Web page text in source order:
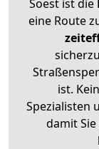
Soest ist die
eine Route
ist.
Spezialisten
damit